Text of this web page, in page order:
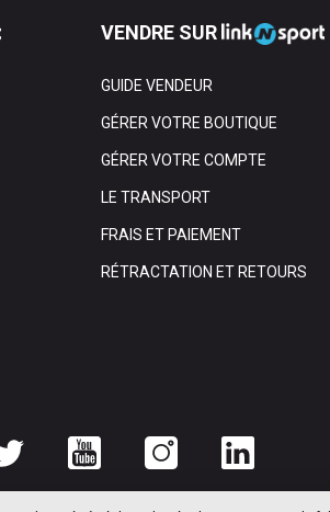
VENDRE SUR
GUIDE VENDEUR
GÉRER VOTRE BOUTIQUE
GÉRER VOTRE COMPTE
LE TRANSPORT
FRAIS ET PAIEMENT
RÉTRACTATION ET RETOURS